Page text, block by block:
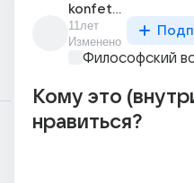
konfeta_dlia_poeta
11лет
Изменено
Философский
Кому это
нравиться?